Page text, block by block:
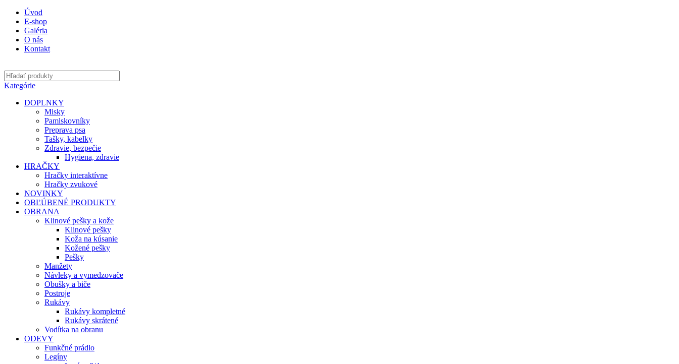
Úvod
E-shop
Galéria
O nás
Kontakt
Kategórie
DOPLNKY
Misky
Pamlskovníky
Preprava psa
Tašky, kabelky
Zdravie, bezpečie
Hygiena, zdravie
HRAČKY
Hračky interaktívne
Hračky zvukové
NOVINKY
OBĽÚBENÉ PRODUKTY
OBRANA
Klinové pešky a kože
Klinové pešky
Koža na kúsanie
Kožené pešky
Pešky
Manžety
Návleky a vymedzovače
Obušky a biče
Postroje
Rukávy
Rukávy kompletné
Rukávy skrátené
Vodítka na obranu
ODEVY
Funkčné prádlo
Legíny